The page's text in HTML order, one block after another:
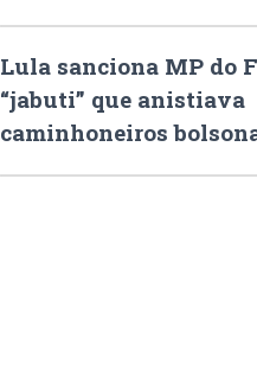
Lula sanciona MP do
“jabuti” que anistiava
caminhoneiros